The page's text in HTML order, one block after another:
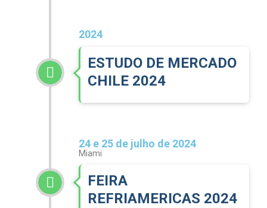
2024
ESTUDO DE MERCADO
CHILE 2024
24 e 25 de julho de 2024
Miami
FEIRA
REFRIAMERICAS 2024